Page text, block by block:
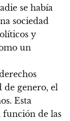
se había
sociedad
y
un
de genero, el
Esta
de las